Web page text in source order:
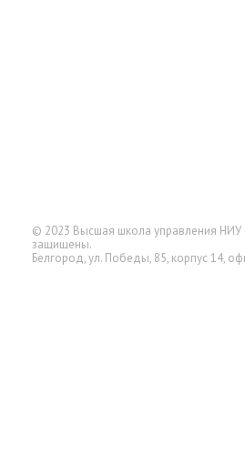
© 2023 Высшая школа управления НИУ
защищены.
Белгород, ул. Победы, 85, корпус 14,